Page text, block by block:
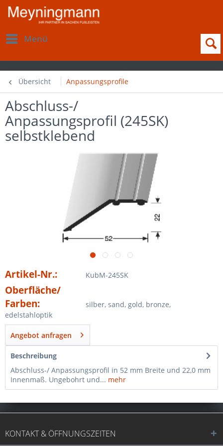
Menü
Übersicht Anpassungsprofile
Abschluss-/
Anpassungsprofil (245SK)
selbstklebend
Artikel-Nr.: KubM-245SK
Oberfläche/
Farben:
silber, sand, gold, bronze,
edelstahloptik
Angebot anfragen
Beschreibung
Abschluss-/ Anpassungsprofil in 52 mm Breite und 22,0 mm
Innenmaß. Ungebohrt und... mehr
KONTAKT & ÖFFNUNGSZEITEN